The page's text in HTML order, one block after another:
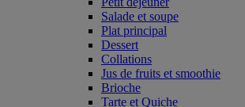
Salade et soupe
Plat principal
Dessert
Collations
Jus de fruits et smoothie
Brioche
Tarte et Quiche